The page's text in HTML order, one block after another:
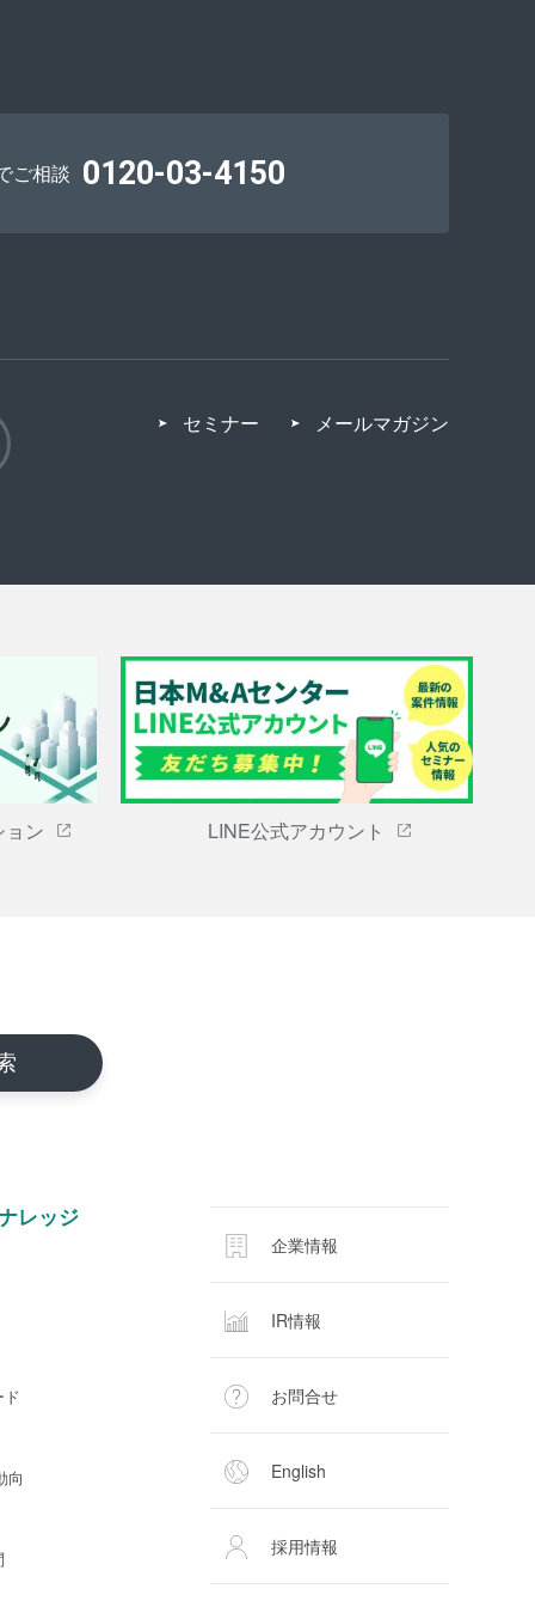
ご相談 0120-03-4150
セミナー メールマガジン
ン LINE公式アカウント
レッジ
ド
向
企業情報
IR情報
お問合せ
English
採用情報